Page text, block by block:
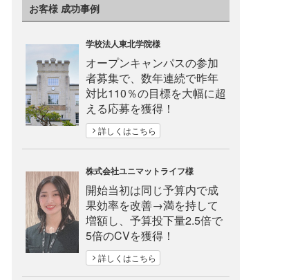
お客様 成功事例
学校法人東北学院様
オープンキャンパスの参加
者募集で、数年連続で昨年
対比110％の目標を大幅に超
える応募を獲得！
詳しくはこちら
株式会社ユニマットライフ様
開始当初は同じ予算内で成
果効率を改善→満を持して
増額し、予算投下量2.5倍で
5倍のCVを獲得！
詳しくはこちら